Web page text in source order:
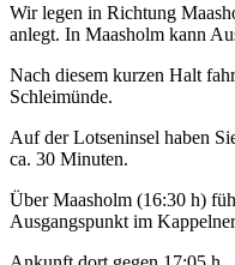
Wir legen in Richtung
anlegt. In Maasholm kann
Nach diesem kurzen Halt
Schleimünde.
Auf der Lotseninsel haben
ca. 30 Minuten.
Über Maasholm (16:30 h)
Ausgangspunkt im